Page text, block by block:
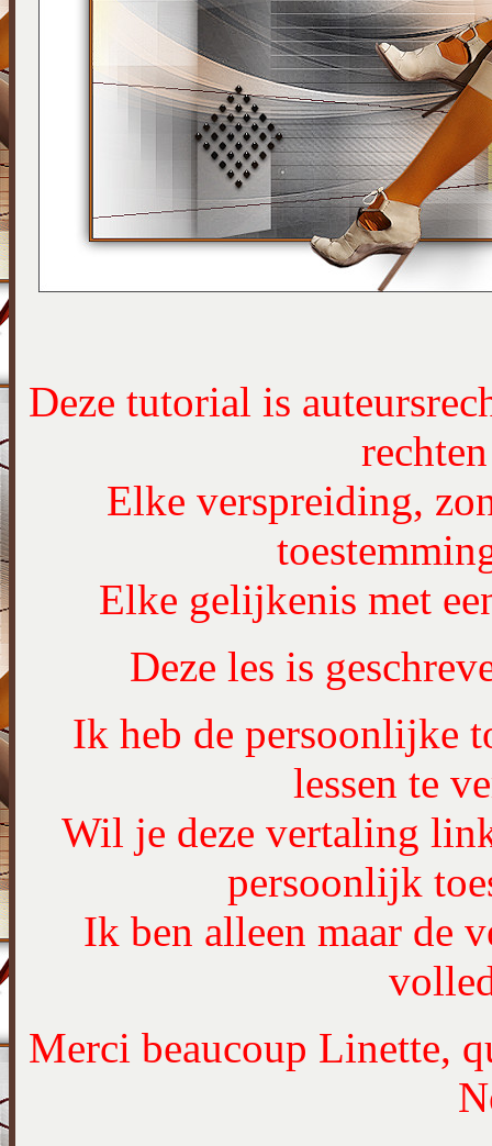
Deze tutorial is
Elke verspreiding,
Elke gelijkenis met
Deze les is
Ik heb de persoonlijke
lessen te
Wil je deze vertaling
persoonlijk
Ik ben alleen maar de
Merci beaucoup Linette,